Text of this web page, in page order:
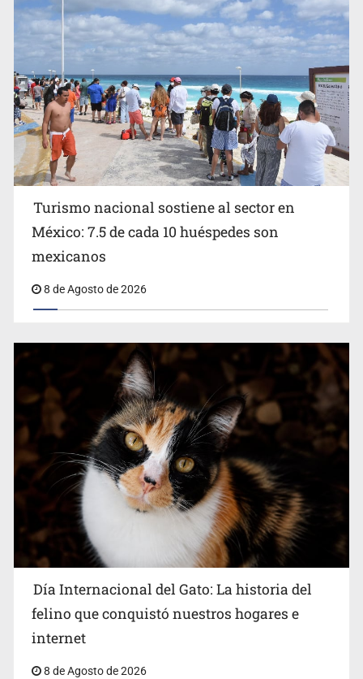
EU reanudará este sábado inspecciones de aguacate en
Michoacán
Belinda se corona como la más bella de 2026 en People
Turismo nacional sostiene al sector en
México: 7.5 de cada 10 huéspedes son
mexicanos
8 de Agosto de 2026
Día Internacional del Gato: La historia del
felino que conquistó nuestros hogares e
internet
8 de Agosto de 2026